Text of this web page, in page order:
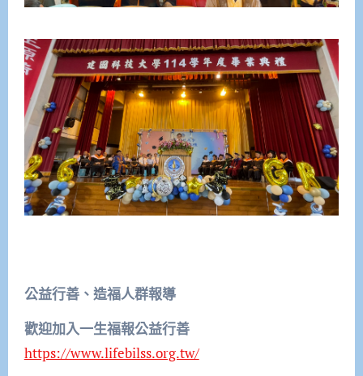
公益行善、造福人群報導
歡迎加入一生福報公益行善
https://www.lifebilss.org.tw/